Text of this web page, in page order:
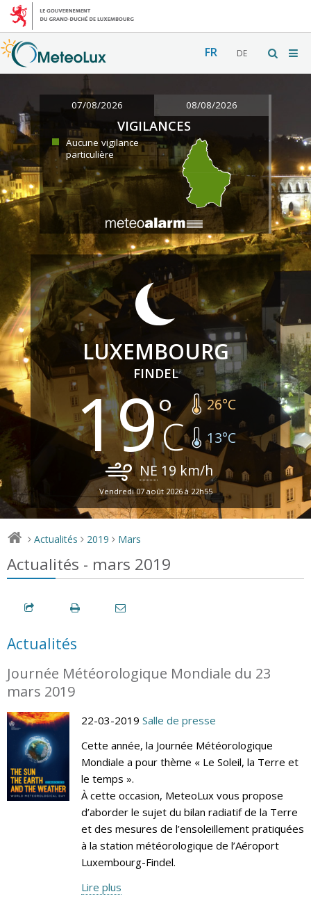
FR DE
07/08/2026 08/08/2026
VIGILANCES
Aucune vigilance
particulière
LUXEMBOURG
FINDEL
19 26°C
13°C
NE 19 km/h
Vendredi 07 août 2026 à 22h55
> Actualités > 2019 > Mars
Actualités - mars 2019
Actualités
Journée Météorologique Mondiale du 23
mars 2019
22-03-2019 Salle de presse
Cette année, la Journée Météorologique
Mondiale a pour thème « Le Soleil, la Terre et
le temps ».
À cette occasion, MeteoLux vous propose
d’aborder le sujet du bilan radiatif de la Terre
et des mesures de l’ensoleillement pratiquées
à la station météorologique de l’Aéroport
Luxembourg-Findel.
Lire plus